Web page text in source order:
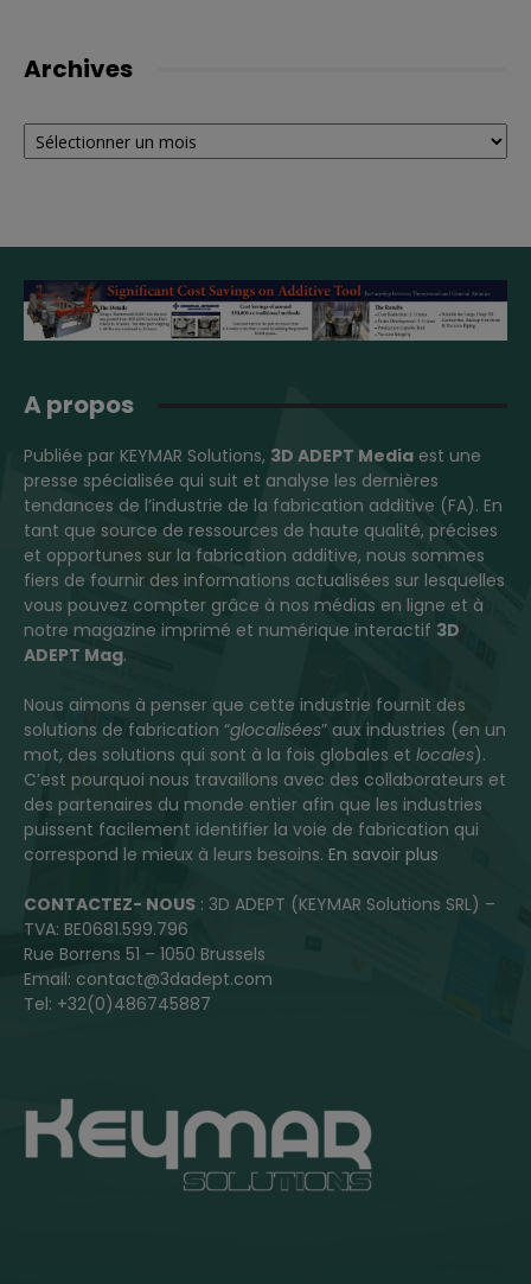
Archives
Archives
A propos
Publiée par KEYMAR Solutions, 3D ADEPT Media est une
presse spécialisée qui suit et analyse les dernières
tendances de l’industrie de la fabrication additive (FA). En
tant que source de ressources de haute qualité, précises
et opportunes sur la fabrication additive, nous sommes
fiers de fournir des informations actualisées sur lesquelles
vous pouvez compter grâce à nos médias en ligne et à
notre magazine imprimé et numérique interactif 3D
ADEPT Mag.
Nous aimons à penser que cette industrie fournit des
solutions de fabrication “glocalisées” aux industries (en un
mot, des solutions qui sont à la fois globales et locales).
C’est pourquoi nous travaillons avec des collaborateurs et
des partenaires du monde entier afin que les industries
puissent facilement identifier la voie de fabrication qui
correspond le mieux à leurs besoins. En savoir plus
CONTACTEZ- NOUS : 3D ADEPT (KEYMAR Solutions SRL) –
TVA: BE0681.599.796
Rue Borrens 51 – 1050 Brussels
Email: contact@3dadept.com
Tel: +32(0)486745887